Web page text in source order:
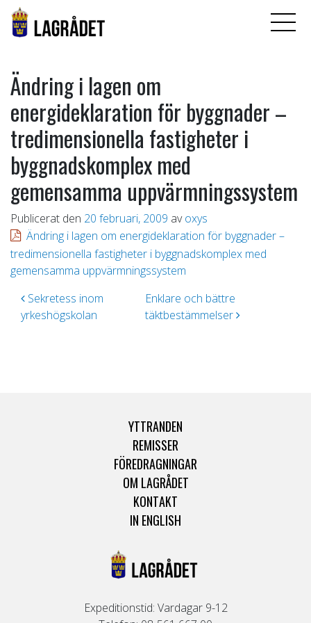
Ändring i lagen om
energideklaration för byggnader –
tredimensionella fastigheter i
byggnadskomplex med
gemensamma uppvärmningssystem
Publicerat den 20 februari, 2009 av oxys
Ändring i lagen om energideklaration för byggnader –
tredimensionella fastigheter i byggnadskomplex med
gemensamma uppvärmningssystem
Inläggsnavigering
Sekretess inom
yrkeshögskolan
Enklare och bättre
täktbestämmelser
YTTRANDEN
REMISSER
FÖREDRAGNINGAR
OM LAGRÅDET
KONTAKT
IN ENGLISH
Expeditionstid: Vardagar 9-12